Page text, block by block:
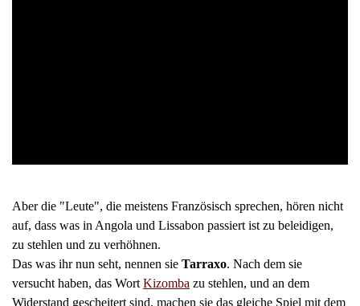
Aber die "Leute", die meistens Französisch sprechen, hören nicht
auf, dass was in Angola und Lissabon passiert ist zu beleidigen,
zu stehlen und zu verhöhnen.
Das was ihr nun seht, nennen sie Tarraxo. Nach dem sie
versucht haben, das WortKizomba zu stehlen, und an dem
Widerstand gescheitert sind, machen sie das gleiche Spiel mit dem